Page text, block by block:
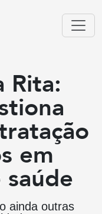
Rita:
em
ainda outras